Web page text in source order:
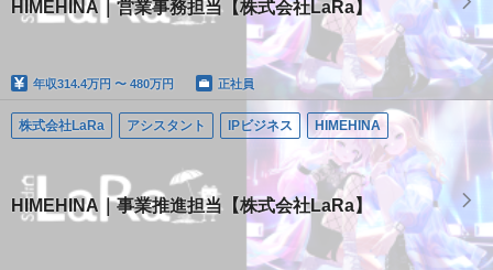
HIMEHINA｜営業事務担当【株式会社LaRa】
年収314.4万円 〜 480万円 正社員
株式会社LaRa アシスタント IPビジネス HIMEHINA
HIMEHINA｜事業推進担当【株式会社LaRa】